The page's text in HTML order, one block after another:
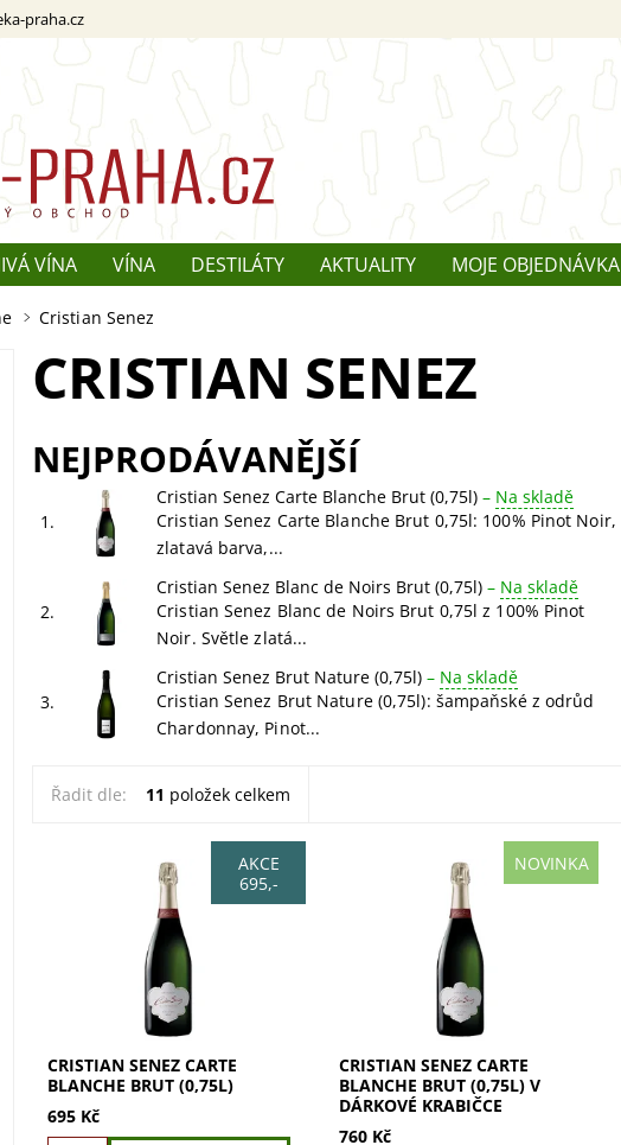
praha.cz
VÍNA VÍNA DESTILÁTY AKTUALITY MOJE OBJEDNÁVKA
Cristian Senez
CRISTIAN SENEZ
NEJPRODÁVANĚJŠÍ
1.
Cristian Senez Carte Blanche Brut (0,75l)– Na skladě
Cristian Senez Carte Blanche Brut 0,75l: 100% Pinot Noir,
zlatavá barva,...
2.
Cristian Senez Blanc de Noirs Brut (0,75l)– Na skladě
Cristian Senez Blanc de Noirs Brut 0,75l z 100% Pinot
Noir. Světle zlatá...
3.
Cristian Senez Brut Nature (0,75l)– Na skladě
Cristian Senez Brut Nature (0,75l): šampaňské z odrůd
Chardonnay, Pinot...
Řadit dle: 11 položek celkem
AKCE
695,-
Cristian Senez Carte Blanche
Brut 0,75l: 100% Pinot Noir,
zlatavá barva, jemné perlení.
Svěžest, žluté ovoce, citrusy,
pomerančové květy.
CRISTIAN SENEZ CARTE
BLANCHE BRUT (0,75L)
695 Kč
NOVINKA
Cristian Senez Carte Blanche
Brut (0,75l) v dárkové krabičce.
100% Pinot Noir, zlatavá barva
a jemné perlení. Lahodná
směs žlutého ovoce, citrusů
CRISTIAN SENEZ CARTE
BLANCHE BRUT (0,75L) V
DÁRKOVÉ KRABIČCE
760 Kč